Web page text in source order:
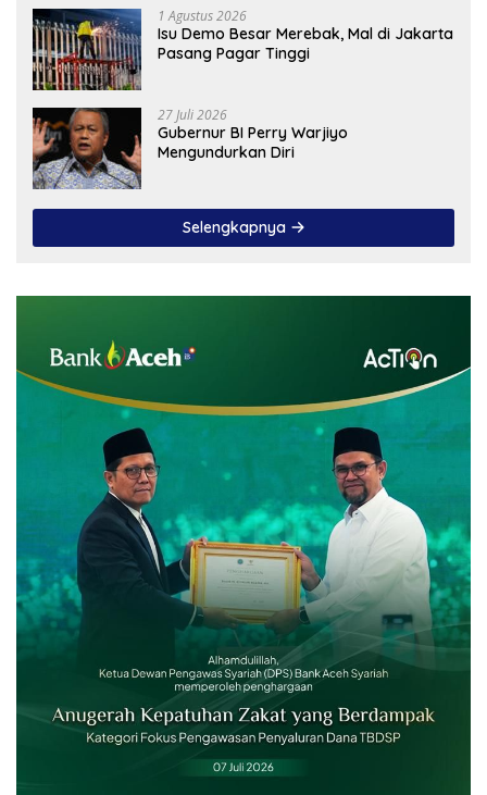
1 Agustus 2026
Isu Demo Besar Merebak, Mal di Jakarta
Pasang Pagar Tinggi
27 Juli 2026
Gubernur BI Perry Warjiyo
Mengundurkan Diri
Selengkapnya